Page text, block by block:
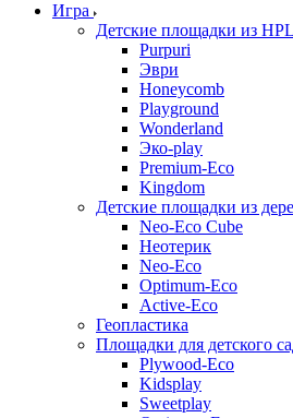
Игра
Детские площадки из
Purpuri
Эври
Honeycomb
Playground
Wonderland
Эко-play
Premium-Eco
Kingdom
Детские площадки из
Neo-Eco Cube
Неотерик
Neo-Eco
Оptimum-Еco
Active-Eco
Геопластика
Площадки для детского
Plywood-Eco
Kidsplay
Sweetplay